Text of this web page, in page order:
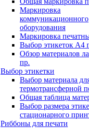
Маркировка
коммуникационного
оборудования
Маркировка
Выбор этикеток А4
Обзор материалов
пр.
Выбор этикетки
Выбор материала
термотрансферной
Общая таблица
Выбор размера
стационарного
Риббоны для печати